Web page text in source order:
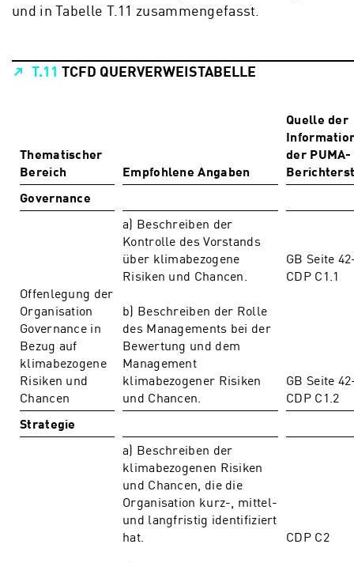
und in Tabelle T.11 zusammengefasst.
T.11 TCFD QUERVERWEISTABELLE
Thematischer
Bereich
Empfohlene Angaben
Quelle der
der PUMA-
Governance
Offenlegung der
Organisation
Governance in
Bezug auf
klimabezogene
Risiken und
Chancen
a) Beschreiben der
Kontrolle des Vorstands
über klimabezogene
Risiken und Chancen.
b) Beschreiben der Rolle
des Managements bei der
Bewertung und dem
Management
klimabezogener Risiken
und Chancen.
GB Seite
CDP C1.1
GB Seite
CDP C1.2
Strategie
a) Beschreiben der
klimabezogenen Risiken
und Chancen, die die
Organisation kurz-, mittel-
und langfristig identifiziert
hat.
CDP C2